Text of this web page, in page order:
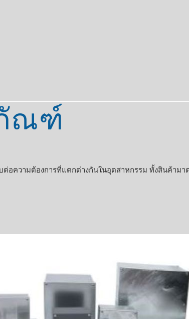
ณฑ์
ความต้องการที่แตกต่างกันในอุตสาหกรรม ทั้งสินค้ามา